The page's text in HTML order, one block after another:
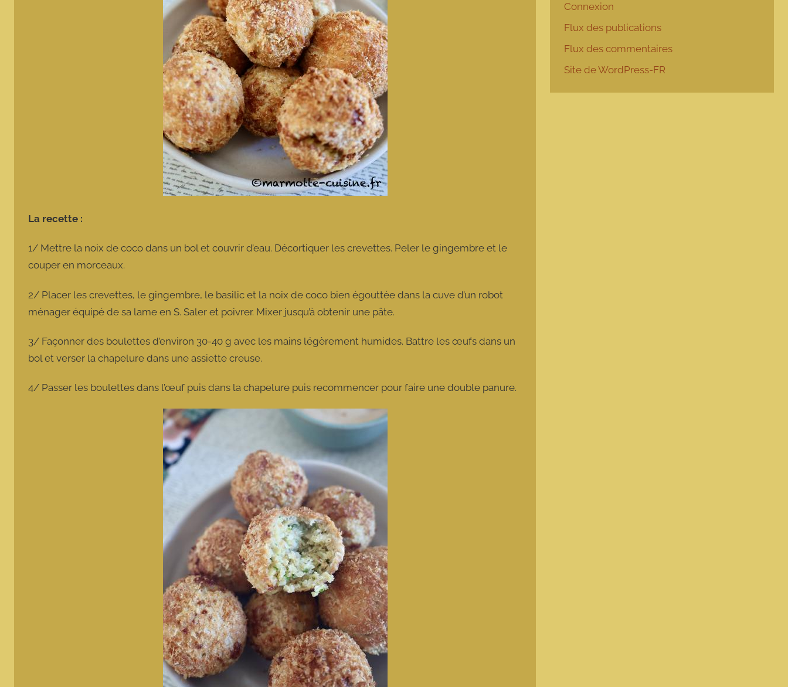
La recette :
1/ Mettre la noix de coco dans un bol et couvrir d’eau. Décortiquer les crevettes. Peler le gingembre et le
couper en morceaux.
2/ Placer les crevettes, le gingembre, le basilic et la noix de coco bien égouttée dans la cuve d’un robot
ménager équipé de sa lame en S. Saler et poivrer. Mixer jusqu’à obtenir une pâte.
3/ Façonner des boulettes d’environ 30-40 g avec les mains légèrement humides. Battre les œufs dans un
bol et verser la chapelure dans une assiette creuse.
4/ Passer les boulettes dans l’œuf puis dans la chapelure puis recommencer pour faire une double panure.
Connexion
Flux des publications
Flux des commentaires
Site de WordPress-FR